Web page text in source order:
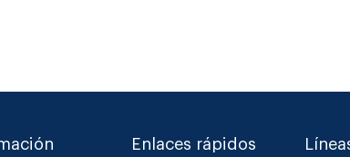
Enlaces rápidos